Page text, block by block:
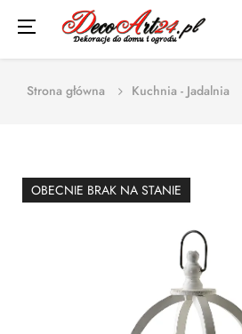
Toggle
navigation
☰
Strona główna Kuchnia - Jadalnia
OBECNIE BRAK NA STANIE